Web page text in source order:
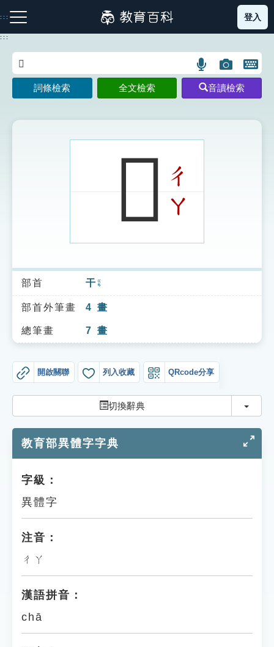
到
主
:::
注音索引圖示 筆畫索引圖示 部首索引表圖示
索引選單
知識索引
單字索引
貓頭鷹博士
登入
:::
語
言
搜
示
圖
片
搜
開
鍵
圖
詞條檢索 全文檢索 音讀檢索
𢆍ㄔ
ㄚ
部首 干 ㄍㄢ
部首外筆畫 4 畫
總筆畫 7 畫
開啟關聯 列入收藏 QRcode分享
切換辭典 切換
教育部異體字字典
字級：
異體字
注音：
ㄔㄚ
漢語拼音：
chā